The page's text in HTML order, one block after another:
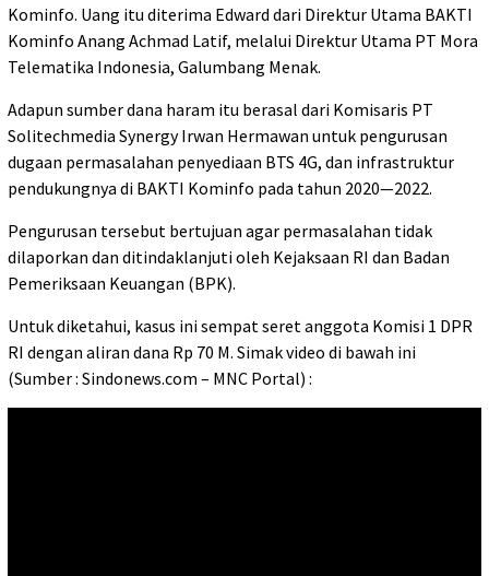
Kominfo. Uang itu diterima Edward dari Direktur Utama BAKTI
Kominfo Anang Achmad Latif, melalui Direktur Utama PT Mora
Telematika Indonesia, Galumbang Menak.
Adapun sumber dana haram itu berasal dari Komisaris PT
Solitechmedia Synergy Irwan Hermawan untuk pengurusan
dugaan permasalahan penyediaan BTS 4G, dan infrastruktur
pendukungnya di BAKTI Kominfo pada tahun 2020—2022.
Pengurusan tersebut bertujuan agar permasalahan tidak
dilaporkan dan ditindaklanjuti oleh Kejaksaan RI dan Badan
Pemeriksaan Keuangan (BPK).
Untuk diketahui, kasus ini sempat seret anggota Komisi 1 DPR
RI dengan aliran dana Rp 70 M. Simak video di bawah ini
(Sumber : Sindonews.com – MNC Portal) :